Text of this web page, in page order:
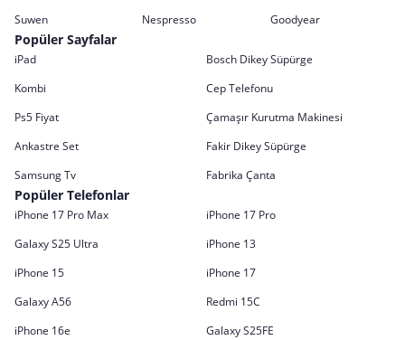
Suwen
Nespresso Goodyear
Popüler Sayfalar
iPad
Bosch Dikey Süpürge
Kombi
Cep Telefonu
Ps5 Fiyat
Çamaşır Kurutma Makinesi
Ankastre Set
Fakir Dikey Süpürge
Samsung Tv
Fabrika Çanta
Popüler Telefonlar
iPhone 17 Pro Max
iPhone 17 Pro
Galaxy S25 Ultra
iPhone 13
iPhone 15
iPhone 17
Galaxy A56
Redmi 15C
iPhone 16e
Galaxy S25FE